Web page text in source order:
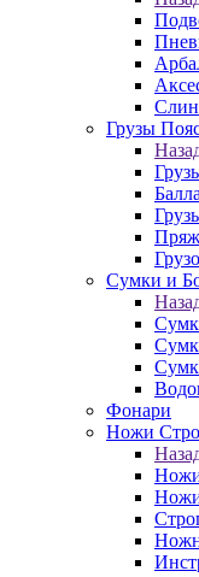
Грузы
Сумки и
Фонари
Ножи